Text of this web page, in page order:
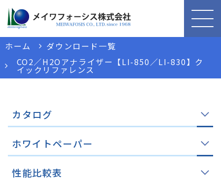
ホーム
ダウンロード一覧
CO2／H2Oアナライザー【LI-850／LI-830】ク
イックリファレンス
カタログ
ホワイトペーパー
性能比較表